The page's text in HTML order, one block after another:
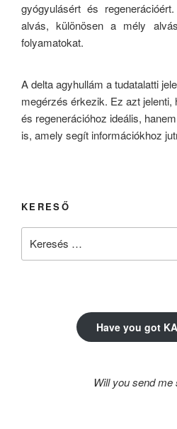
gyógyulásért és
alvás, különösen a mély
folyamatokat.
A delta agyhullám a tudatalatti
megérzés érkezik. Ez azt
és regenerációhoz ideális,
is, amely segít információkhoz
KERESŐ
Have you got
Will you send me